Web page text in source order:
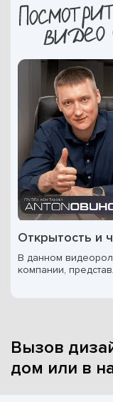
Открытость и
В данном
компании,
Вызов
дом или в